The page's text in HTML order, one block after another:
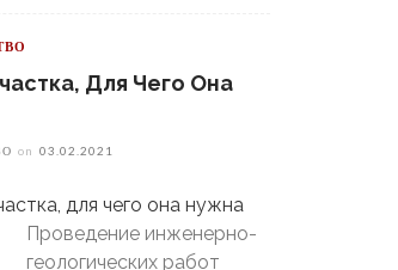
Для Чего Она
on 03.02.2021
Проведение инженерно-
геологических работ